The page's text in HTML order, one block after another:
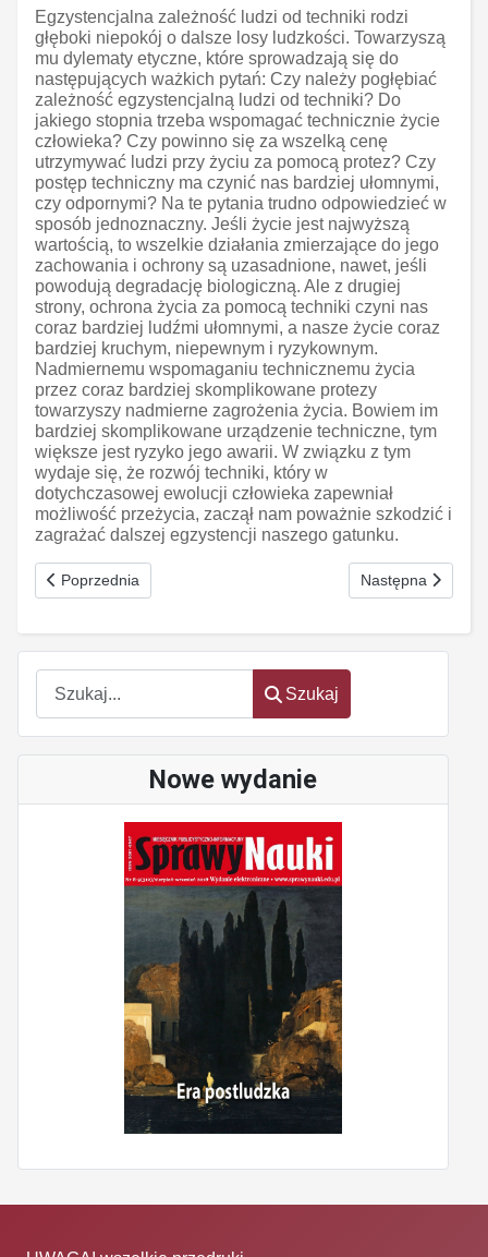
Szukaj
Szukaj
Nowe wydanie
Egzystencjalna zależność ludzi od techniki rodzi
głęboki niepokój o dalsze losy ludzkości. Towarzyszą
mu dylematy etyczne, które sprowadzają się do
następujących ważkich pytań: Czy należy pogłębiać
zależność egzystencjalną ludzi od techniki? Do
jakiego stopnia trzeba wspomagać technicznie życie
człowieka? Czy powinno się za wszelką cenę
utrzymywać ludzi przy życiu za pomocą protez? Czy
postęp techniczny ma czynić nas bardziej ułomnymi,
czy odpornymi? Na te pytania trudno odpowiedzieć w
sposób jednoznaczny. Jeśli życie jest najwyższą
wartością, to wszelkie działania zmierzające do jego
zachowania i ochrony są uzasadnione, nawet, jeśli
powodują degradację biologiczną. Ale z drugiej
strony, ochrona życia za pomocą techniki czyni nas
coraz bardziej ludźmi ułomnymi, a nasze życie coraz
bardziej kruchym, niepewnym i ryzykownym.
Nadmiernemu wspomaganiu technicznemu życia
przez coraz bardziej skomplikowane protezy
towarzyszy nadmierne zagrożenia życia. Bowiem im
bardziej skomplikowane urządzenie techniczne, tym
większe jest ryzyko jego awarii. W związku z tym
wydaje się, że rozwój techniki, który w
dotychczasowej ewolucji człowieka zapewniał
możliwość przeżycia, zaczął nam poważnie szkodzić i
zagrażać dalszej egzystencji naszego gatunku.
Poprzednia strona: Duch nauki
Poprzednia Następna strona:
Następna